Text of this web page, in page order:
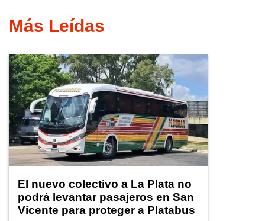
Más Leídas
El nuevo colectivo a La Plata no
podrá levantar pasajeros en San
Vicente para proteger a Platabus